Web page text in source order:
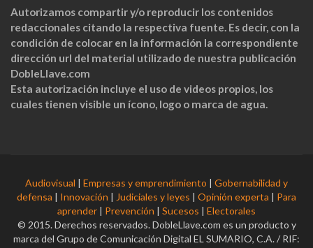
Autorizamos compartir y/o reproducir los contenidos
redaccionales citando la respectiva fuente. Es decir, con la
condición de colocar en la información la correspondiente
dirección url del material utilizado de nuestra publicación
DobleLlave.com
Esta autorización incluye el uso de videos propios, los
cuales tienen visible un ícono, logo o marca de agua.
Audiovisual | Empresas y emprendimiento | Gobernabilidad y
defensa | Innovación | Judiciales y leyes | Opinión experta | Para
aprender | Prevención | Sucesos | Electorales
© 2015. Derechos reservados. DobleLlave.com es un producto y
marca del Grupo de Comunicación Digital EL SUMARIO, C.A. / RIF: